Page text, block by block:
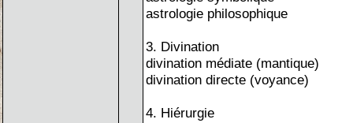
astrologie philosophique
3. Divination
divination médiate (mantique)
divination directe (voyance)
4. Hiérurgie